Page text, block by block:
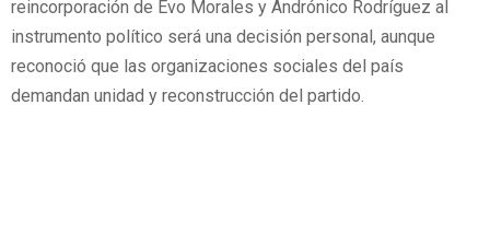
reincorporación de Evo Morales y Andrónico Rodríguez al
instrumento político será una decisión personal, aunque
reconoció que las organizaciones sociales del país
demandan unidad y reconstrucción del partido.